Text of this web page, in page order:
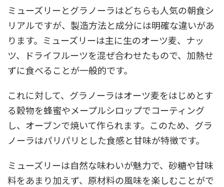
ミューズリーとグラノーラはどちらも人気の朝食シ
リアルですが、製造方法と成分には明確な違いがあ
ります。ミューズリーは主に生のオーツ麦、ナッ
ツ、ドライフルーツを混ぜ合わせたもので、加熱せ
ずに食べることが一般的です。
これに対して、グラノーラはオーツ麦をはじめとす
る穀物を蜂蜜やメープルシロップでコーティング
し、オーブンで焼いて作られます。このため、グラ
ノーラはパリパリとした食感と甘味が特徴です。
ミューズリーは自然な味わいが魅力で、砂糖や甘味
料をあまり加えず、原材料の風味を楽しむことがで